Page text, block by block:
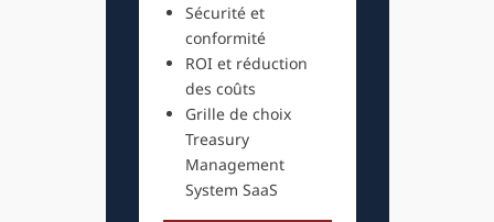
Sécurité et
conformité
ROI et réduction
des coûts
Grille de choix
Treasury
Management
System SaaS